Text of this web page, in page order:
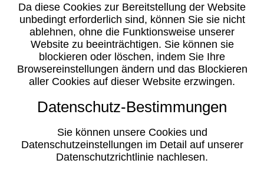
Da diese Cookies zur Bereitstellung der Website
unbedingt erforderlich sind, können Sie sie nicht
ablehnen, ohne die Funktionsweise unserer
Website zu beeinträchtigen. Sie können sie
blockieren oder löschen, indem Sie Ihre
Browsereinstellungen ändern und das Blockieren
aller Cookies auf dieser Website erzwingen.
Datenschutz-Bestimmungen
Sie können unsere Cookies und
Datenschutzeinstellungen im Detail auf unserer
Datenschutzrichtlinie nachlesen.